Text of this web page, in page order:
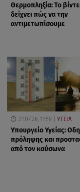
Θερμοπληξία: Το
δείχνει πώς να την
αντιμετωπίσουμε
21.07.26, 11:59 ΥΓΕΙΑ
Υπουργείο Υγείας:
πρόληψης και
από τον καύσωνα